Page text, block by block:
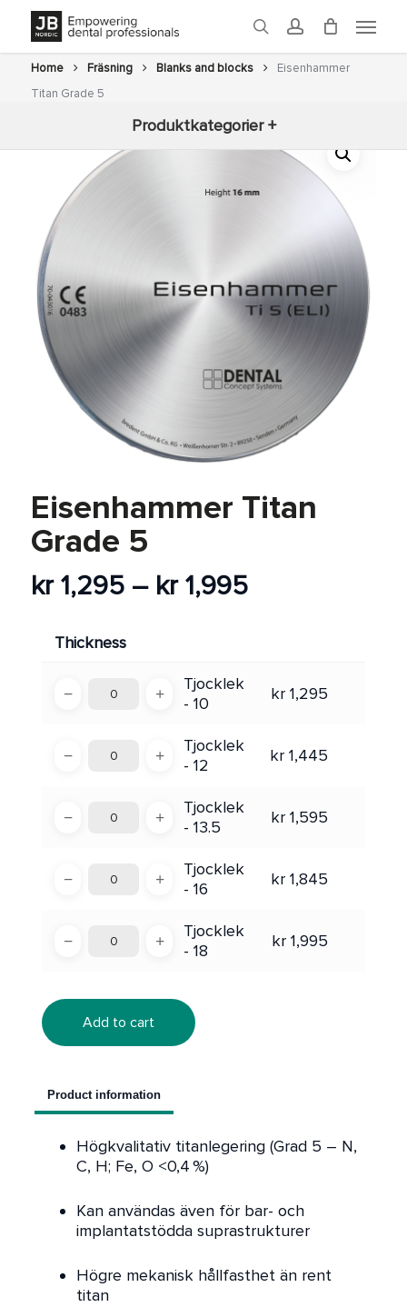
main
content
search account
Menu
Produktkategorier +
Home Fräsning Blanks and blocks
Eisenhammer
Titan Grade 5
New arrivals
3D-printning
Fräsning
Glaze
Ovens
Post-processing
Eisenhammer Titan
Grade 5
kr1,295 – kr1,995Price
kr 1,995
Thickness
− +
Tjocklek
- 10
kr 1,295
− +
Tjocklek
- 12
kr 1,445
− +
Tjocklek
- 13.5
kr 1,595
− +
Tjocklek
- 16
kr 1,845
− +
Tjocklek
- 18
kr 1,995
Add to cart
Product information
Högkvalitativ titanlegering (Grad 5 – N,
C, H; Fe, O <0,4 %)
Kan användas även för bar- och
implantatstödda suprastrukturer
Högre mekanisk hållfasthet än rent
titan